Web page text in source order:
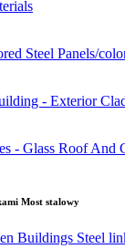
Most stalowy